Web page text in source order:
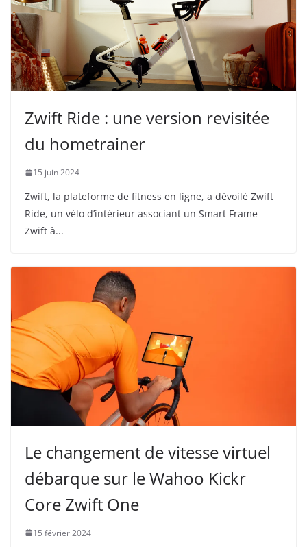
Zwift Ride : une version revisitée
du hometrainer
15 juin 2024
Zwift, la plateforme de fitness en ligne, a dévoilé Zwift
Ride, un vélo d’intérieur associant un Smart Frame
Zwift à
Le changement de vitesse virtuel
débarque sur le Wahoo Kickr
Core Zwift One
15 février 2024